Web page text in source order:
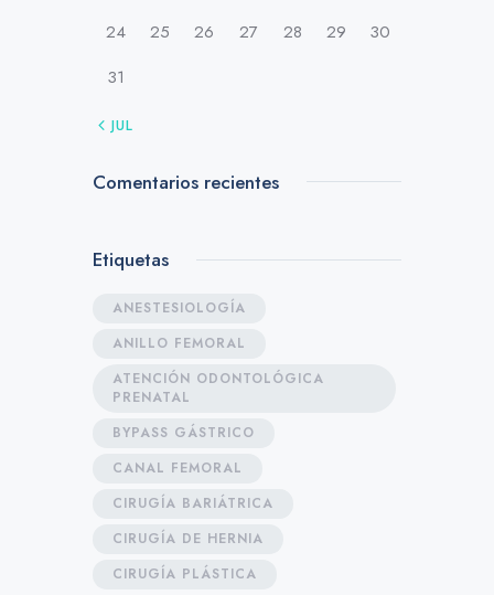
24
25 26 27 28 29
30
31
« JUL
Comentarios recientes
Etiquetas
ANESTESIOLOGÍA
ANILLO FEMORAL
ATENCIÓN ODONTOLÓGICA
PRENATAL
BYPASS GÁSTRICO
CANAL FEMORAL
CIRUGÍA BARIÁTRICA
CIRUGÍA DE HERNIA
CIRUGÍA PLÁSTICA